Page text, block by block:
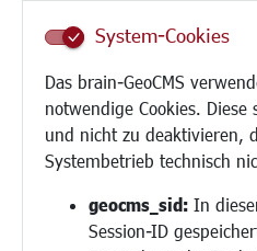
System-Cookies
Das brain-GeoCMS
notwendige Cookies.
und nicht zu deaktivieren,
Systembetrieb technisch
geocms_sid: In
Session-ID
Schule
Demokratie leben
Ukrainehilfe
Hilfe für Geflüchtete
Religion
Bauen/Umwelt/Mobilität